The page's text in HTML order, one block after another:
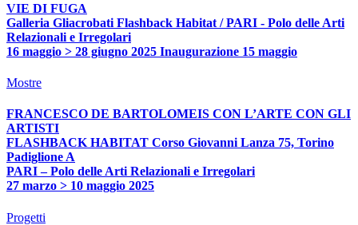
VIE DI FUGA
Galleria Gliacrobati Flashback Habitat / PARI - Polo delle Arti
Relazionali e Irregolari
16 maggio > 28 giugno 2025 Inaugurazione 15 maggio
Mostre
FRANCESCO DE BARTOLOMEIS CON L’ARTE CON GLI
ARTISTI
FLASHBACK HABITAT Corso Giovanni Lanza 75, Torino
Padiglione A
PARI – Polo delle Arti Relazionali e Irregolari
27 marzo > 10 maggio 2025
Progetti